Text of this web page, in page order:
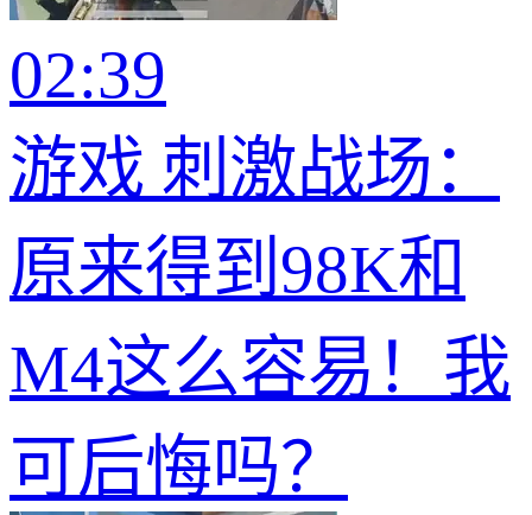
02:39
游戏 刺激战场：
原来得到98K和
M4这么容易！我
可后悔吗？